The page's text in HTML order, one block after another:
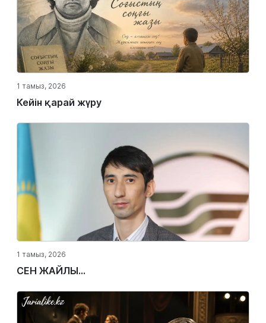
1 тамыз, 2026
Кейін қарай жүру
1 тамыз, 2026
СЕН ЖАЙЛЫ...